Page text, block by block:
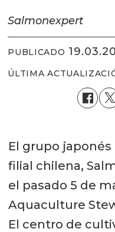
Salmonexpert
PUBLICADO
ÚLTIMA
El grupo
filial chilena,
el pasado 5 de
Aquaculture
El centro de